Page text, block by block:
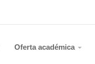
Oferta académica